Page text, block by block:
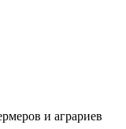
и аграриев